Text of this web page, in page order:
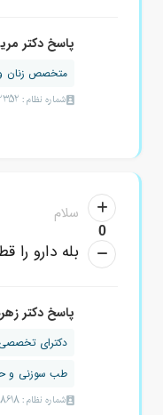
پاسخ دکتر
متخصص زنان و
شماره نظام: 112352
0
سلام
بله دارو را
پاسخ دکتر
دکترای
طب سوزنی و
شماره نظام: 88618